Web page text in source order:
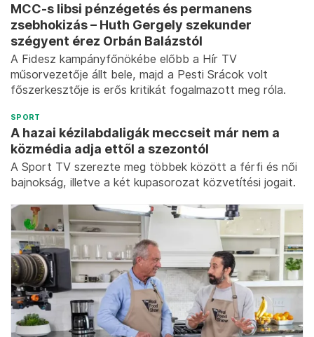
MCC-s libsi pénzégetés és permanens
zsebhokizás – Huth Gergely szekunder
szégyent érez Orbán Balázstól
A Fidesz kampányfőnökébe előbb a Hír TV
műsorvezetője állt bele, majd a Pesti Srácok volt
főszerkesztője is erős kritikát fogalmazott meg róla.
SPORT
A hazai kézilabdaligák meccseit már nem a
közmédia adja ettől a szezontól
A Sport TV szerezte meg többek között a férfi és női
bajnokság, illetve a két kupasorozat közvetítési jogait.